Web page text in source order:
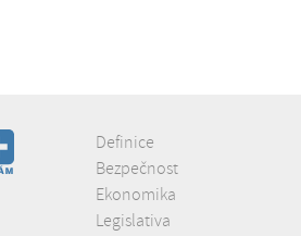
Definice
Bezpečnost
Ekonomika
Legislativa